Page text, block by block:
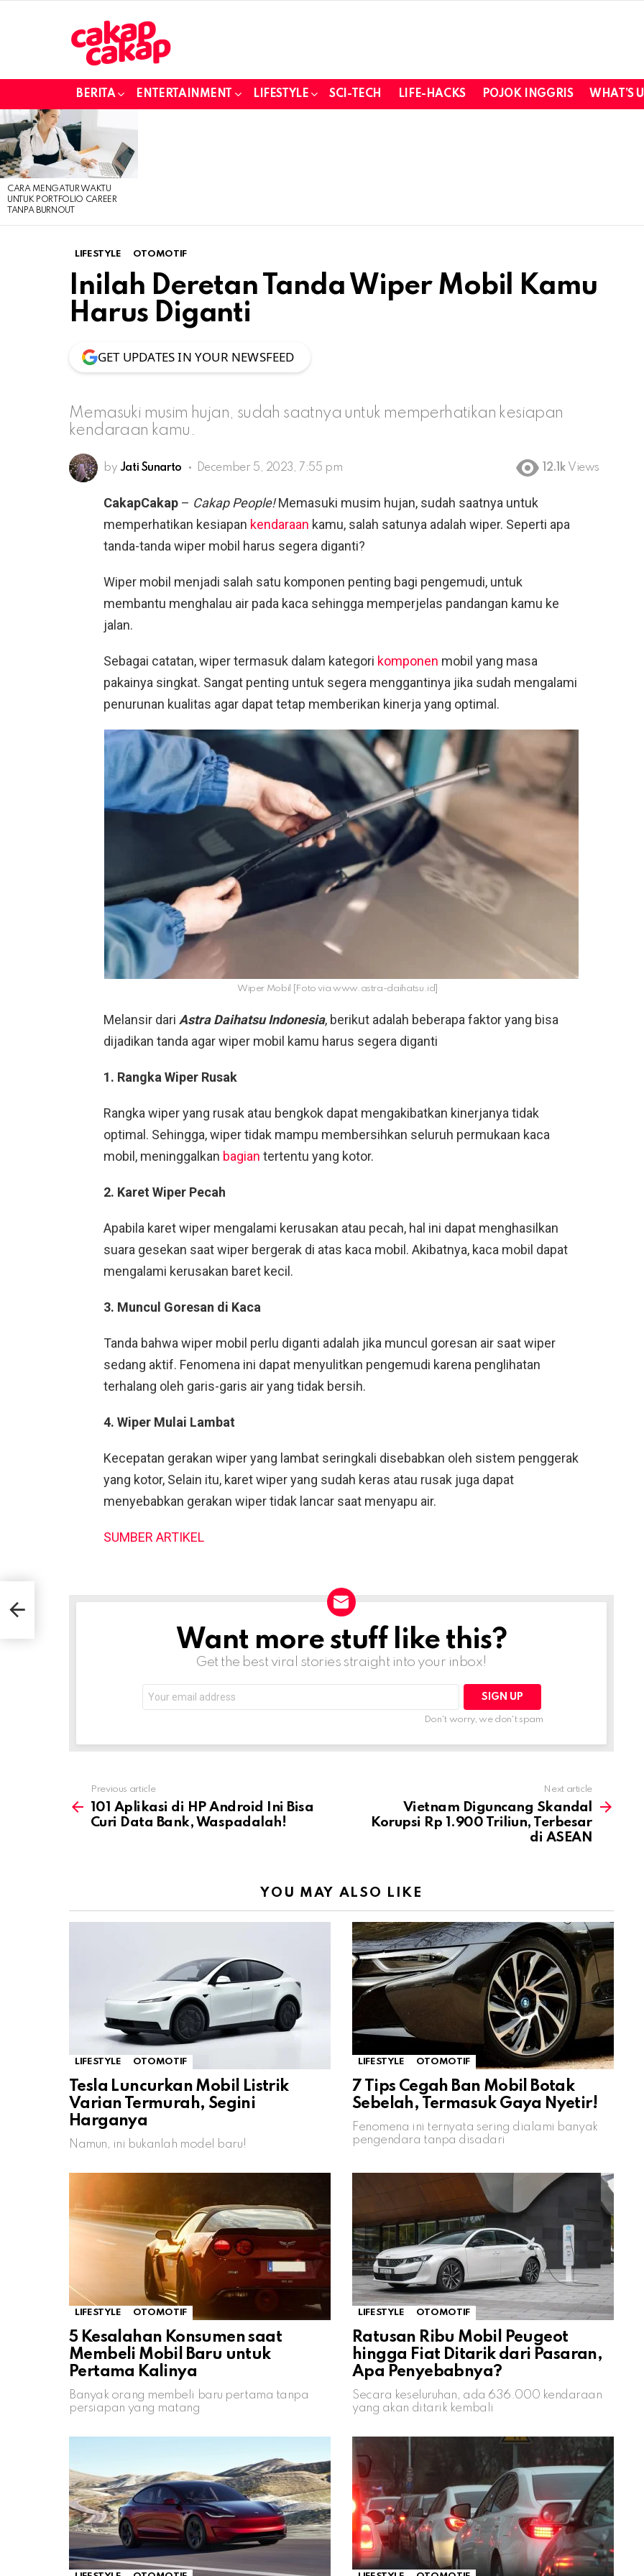
BERITA ENTERTAINMENT LIFESTYLE SCI-TECH LIFE-HACKS POJOK INGGRIS WHAT’S
LATEST
STORIES
CARA MENGATUR WAKTU
UNTUK PORTFOLIO CAREER
TANPA BURNOUT
LIFESTYLE OTOMOTIF
Inilah Deretan Tanda Wiper Mobil Kamu
Harus Diganti
GET UPDATES IN YOUR NEWSFEED
Memasuki musim hujan, sudah saatnya untuk memperhatikan kesiapan
kendaraan kamu.
by Jati Sunarto December 5, 2023, 7:55 pm 12.1k Views
CakapCakap – Cakap People!Memasuki musim hujan, sudah saatnya untuk
memperhatikan kesiapan kendaraan kamu, salah satunya adalah wiper. Seperti apa
tanda-tanda wiper mobil harus segera diganti?
Wiper mobil menjadi salah satu komponen penting bagi pengemudi, untuk
membantu menghalau air pada kaca sehingga memperjelas pandangan kamu ke
jalan.
Sebagai catatan, wiper termasuk dalam kategori komponen mobil yang masa
pakainya singkat. Sangat penting untuk segera menggantinya jika sudah mengalami
penurunan kualitas agar dapat tetap memberikan kinerja yang optimal.
Wiper Mobil [Foto via www.astra-daihatsu.id]
Melansir dari Astra Daihatsu Indonesia, berikut adalah beberapa faktor yang bisa
dijadikan tanda agar wiper mobil kamu harus segera diganti
1. Rangka Wiper Rusak
Rangka wiper yang rusak atau bengkok dapat mengakibatkan kinerjanya tidak
optimal. Sehingga, wiper tidak mampu membersihkan seluruh permukaan kaca
mobil, meninggalkan bagian tertentu yang kotor.
2. Karet Wiper Pecah
Apabila karet wiper mengalami kerusakan atau pecah, hal ini dapat menghasilkan
suara gesekan saat wiper bergerak di atas kaca mobil. Akibatnya, kaca mobil dapat
mengalami kerusakan baret kecil.
3. Muncul Goresan di Kaca
Tanda bahwa wiper mobil perlu diganti adalah jika muncul goresan air saat wiper
sedang aktif. Fenomena ini dapat menyulitkan pengemudi karena penglihatan
terhalang oleh garis-garis air yang tidak bersih.
4. Wiper Mulai Lambat
Kecepatan gerakan wiper yang lambat seringkali disebabkan oleh sistem penggerak
yang kotor, Selain itu, karet wiper yang sudah keras atau rusak juga dapat
menyebabkan gerakan wiper tidak lancar saat menyapu air.
SUMBER ARTIKEL
NEWSLETTERWant more stuff like this?
Get the best viral stories straight into your inbox!
address:
Don't worry, we don't spam
more
Previous article
101 Aplikasi di HP Android Ini Bisa
Curi Data Bank, Waspadalah!
Next article
Vietnam Diguncang Skandal
Korupsi Rp 1.900 Triliun, Terbesar
di ASEAN
YOU MAY ALSO LIKE
LIFESTYLE OTOMOTIF
Tesla Luncurkan Mobil Listrik
Varian Termurah, Segini
Harganya
Namun, ini bukanlah model baru!
LIFESTYLE OTOMOTIF
7 Tips Cegah Ban Mobil Botak
Sebelah, Termasuk Gaya Nyetir!
Fenomena ini ternyata sering dialami banyak
pengendara tanpa disadari
LIFESTYLE OTOMOTIF
5 Kesalahan Konsumen saat
Membeli Mobil Baru untuk
Pertama Kalinya
Banyak orang membeli baru pertama tanpa
persiapan yang matang
LIFESTYLE OTOMOTIF
Ratusan Ribu Mobil Peugeot
hingga Fiat Ditarik dari Pasaran,
Apa Penyebabnya?
Secara keseluruhan, ada 636.000 kendaraan
yang akan ditarik kembali